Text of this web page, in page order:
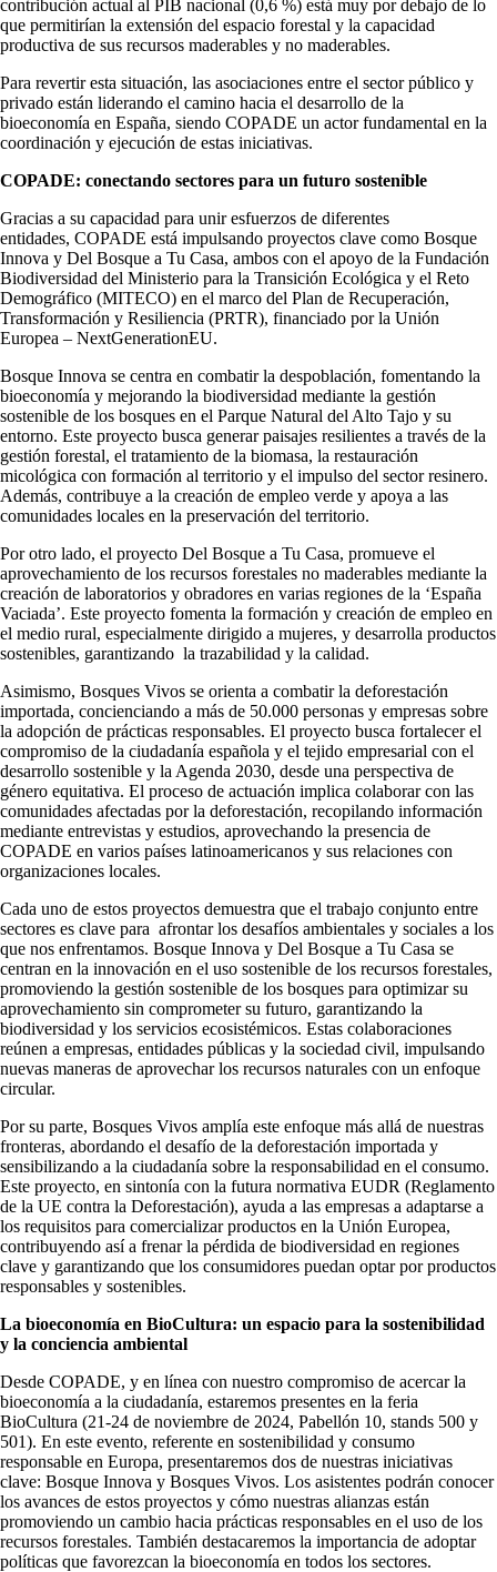
contribución actual al PIB nacional (0,6 %) está muy por debajo de lo
que permitirían la extensión del espacio forestal y la capacidad
productiva de sus recursos maderables y no maderables.
Para revertir esta situación, las asociaciones entre el sector público y
privado están liderando el camino hacia el desarrollo de la
bioeconomía en España, siendo COPADE un actor fundamental en la
coordinación y ejecución de estas iniciativas.
COPADE: conectando sectores para un futuro sostenible
Gracias a su capacidad para unir esfuerzos de diferentes
entidades, COPADE está impulsando proyectos clave como Bosque
Innova y Del Bosque a Tu Casa, ambos con el apoyo de la Fundación
Biodiversidad del Ministerio para la Transición Ecológica y el Reto
Demográfico (MITECO) en el marco del Plan de Recuperación,
Transformación y Resiliencia (PRTR), financiado por la Unión
Europea – NextGenerationEU.
Bosque Innova se centra en combatir la despoblación, fomentando la
bioeconomía y mejorando la biodiversidad mediante la gestión
sostenible de los bosques en el Parque Natural del Alto Tajo y su
entorno. Este proyecto busca generar paisajes resilientes a través de la
gestión forestal, el tratamiento de la biomasa, la restauración
micológica con formación al territorio y el impulso del sector resinero.
Además, contribuye a la creación de empleo verde y apoya a las
comunidades locales en la preservación del territorio.
Por otro lado, el proyecto Del Bosque a Tu Casa, promueve el
aprovechamiento de los recursos forestales no maderables mediante la
creación de laboratorios y obradores en varias regiones de la ‘España
Vaciada’. Este proyecto fomenta la formación y creación de empleo en
el medio rural, especialmente dirigido a mujeres, y desarrolla productos
sostenibles, garantizando la trazabilidad y la calidad.
Asimismo, Bosques Vivos se orienta a combatir la deforestación
importada, concienciando a más de 50.000 personas y empresas sobre
la adopción de prácticas responsables. El proyecto busca fortalecer el
compromiso de la ciudadanía española y el tejido empresarial con el
desarrollo sostenible y la Agenda 2030, desde una perspectiva de
género equitativa. El proceso de actuación implica colaborar con las
comunidades afectadas por la deforestación, recopilando información
mediante entrevistas y estudios, aprovechando la presencia de
COPADE en varios países latinoamericanos y sus relaciones con
organizaciones locales.
Cada uno de estos proyectos demuestra que el trabajo conjunto entre
sectores es clave para afrontar los desafíos ambientales y sociales a los
que nos enfrentamos. Bosque Innova y Del Bosque a Tu Casa se
centran en la innovación en el uso sostenible de los recursos forestales,
promoviendo la gestión sostenible de los bosques para optimizar su
aprovechamiento sin comprometer su futuro, garantizando la
biodiversidad y los servicios ecosistémicos. Estas colaboraciones
reúnen a empresas, entidades públicas y la sociedad civil, impulsando
nuevas maneras de aprovechar los recursos naturales con un enfoque
circular.
Por su parte, Bosques Vivos amplía este enfoque más allá de nuestras
fronteras, abordando el desafío de la deforestación importada y
sensibilizando a la ciudadanía sobre la responsabilidad en el consumo.
Este proyecto, en sintonía con la futura normativa EUDR (Reglamento
de la UE contra la Deforestación), ayuda a las empresas a adaptarse a
los requisitos para comercializar productos en la Unión Europea,
contribuyendo así a frenar la pérdida de biodiversidad en regiones
clave y garantizando que los consumidores puedan optar por productos
responsables y sostenibles.
La bioeconomía en BioCultura: un espacio para la sostenibilidad
y la conciencia ambiental
Desde COPADE, y en línea con nuestro compromiso de acercar la
bioeconomía a la ciudadanía, estaremos presentes en la feria
BioCultura (21-24 de noviembre de 2024, Pabellón 10, stands 500 y
501). En este evento, referente en sostenibilidad y consumo
responsable en Europa, presentaremos dos de nuestras iniciativas
clave: Bosque Innova y Bosques Vivos. Los asistentes podrán conocer
los avances de estos proyectos y cómo nuestras alianzas están
promoviendo un cambio hacia prácticas responsables en el uso de los
recursos forestales. También destacaremos la importancia de adoptar
políticas que favorezcan la bioeconomía en todos los sectores.